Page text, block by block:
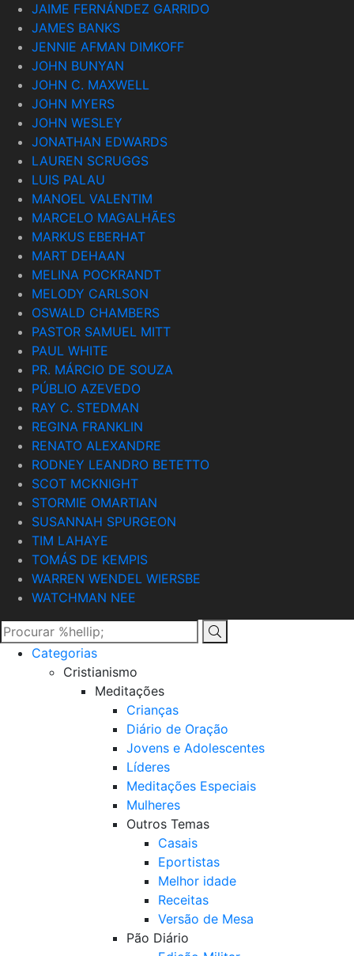
JAIME FERNÁNDEZ GARRIDO
JAMES BANKS
JENNIE AFMAN DIMKOFF
JOHN BUNYAN
JOHN C. MAXWELL
JOHN MYERS
JOHN WESLEY
JONATHAN EDWARDS
LAUREN SCRUGGS
LUIS PALAU
MANOEL VALENTIM
MARCELO MAGALHÃES
MARKUS EBERHAT
MART DEHAAN
MELINA POCKRANDT
MELODY CARLSON
OSWALD CHAMBERS
PASTOR SAMUEL MITT
PAUL WHITE
PR. MÁRCIO DE SOUZA
PÚBLIO AZEVEDO
RAY C. STEDMAN
REGINA FRANKLIN
RENATO ALEXANDRE
RODNEY LEANDRO BETETTO
SCOT MCKNIGHT
STORMIE OMARTIAN
SUSANNAH SPURGEON
TIM LAHAYE
TOMÁS DE KEMPIS
WARREN WENDEL WIERSBE
WATCHMAN NEE
Categorias
Cristianismo
Meditações
Crianças
Diário de Oração
Jovens e Adolescentes
Líderes
Meditações Especiais
Mulheres
Outros Temas
Casais
Eportistas
Melhor idade
Receitas
Versão de Mesa
Pão Diário